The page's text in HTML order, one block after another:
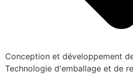
Conception et développement
Technologie d'emballage et de